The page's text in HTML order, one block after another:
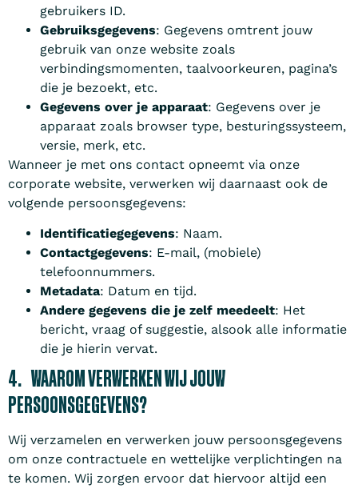
gebruikers ID.
Gebruiksgegevens: Gegevens omtrent jouw
gebruik van onze website zoals
verbindingsmomenten, taalvoorkeuren, pagina’s
die je bezoekt, etc.
Gegevens over je apparaat: Gegevens over je
apparaat zoals browser type, besturingssysteem,
versie, merk, etc.
Wanneer je met ons contact opneemt via onze
corporate website, verwerken wij daarnaast ook de
volgende persoonsgegevens:
Identificatiegegevens: Naam.
Contactgegevens: E-mail, (mobiele)
telefoonnummers.
Metadata: Datum en tijd.
Andere gegevens die je zelf meedeelt: Het
bericht, vraag of suggestie, alsook alle informatie
die je hierin vervat.
4. WAAROM VERWERKEN WIJ JOUW
PERSOONSGEGEVENS?
Wij verzamelen en verwerken jouw persoonsgegevens
om onze contractuele en wettelijke verplichtingen na
te komen. Wij zorgen ervoor dat hiervoor altijd een